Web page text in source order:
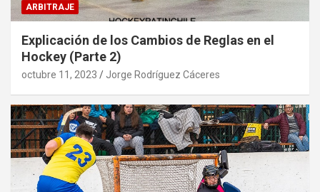
ARBITRAJE
Explicación de los Cambios de Reglas en el
Hockey (Parte 2)
octubre 11, 2023 Jorge Rodríguez Cáceres